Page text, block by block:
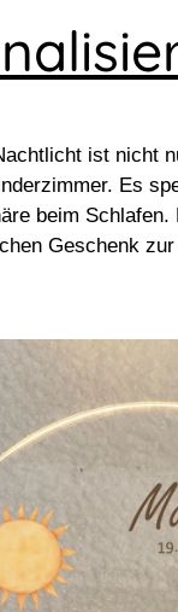
ist nicht
Es
beim
Geschenk